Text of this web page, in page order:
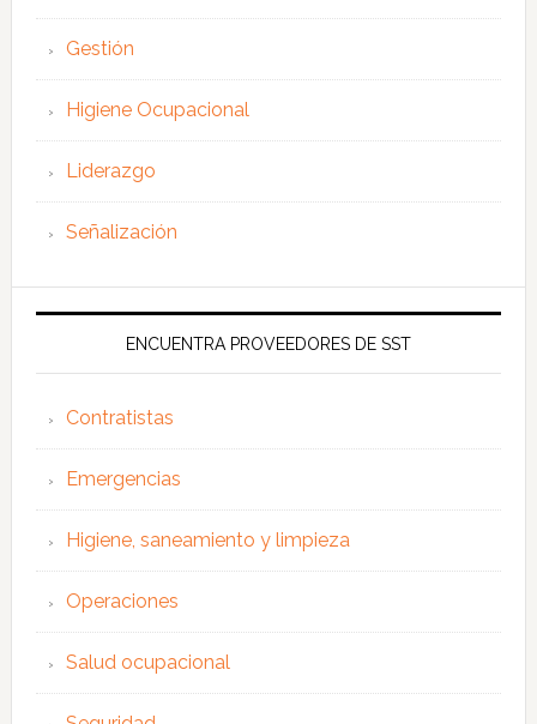
Gestión
Higiene Ocupacional
Liderazgo
Señalización
ENCUENTRA PROVEEDORES DE SST
Contratistas
Emergencias
Higiene, saneamiento y limpieza
Operaciones
Salud ocupacional